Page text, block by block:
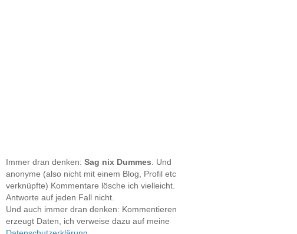
Immer dran denken: Sag nix Dummes . Und
anonyme (also nicht mit einem Blog, Profil etc
verknüpfte) Kommentare lösche ich vielleicht.
Antworte auf jeden Fall nicht.
Und auch immer dran denken: Kommentieren
erzeugt Daten, ich verweise dazu auf meine